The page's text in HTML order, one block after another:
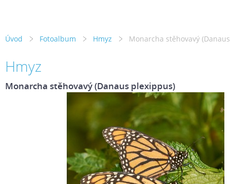
Úvod Fotoalbum Hmyz Monarcha stěhovavý
Hmyz
Monarcha stěhovavý (Danaus plexippus)